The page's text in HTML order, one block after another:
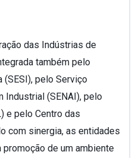
das Indústrias de
também pelo
(SESI), pelo Serviço
Industrial (SENAI), pelo
e pelo Centro das
com sinergia, as entidades
de um ambiente